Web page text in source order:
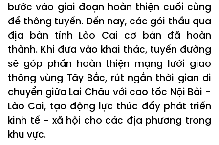
bước vào giai đoạn hoàn thiện cuối cùng
để thông tuyến. Đến nay, các gói thầu qua
địa bàn tỉnh Lào Cai cơ bản đã hoàn
thành. Khi đưa vào khai thác, tuyến đường
sẽ góp phần hoàn thiện mạng lưới giao
thông vùng Tây Bắc, rút ngắn thời gian di
chuyển giữa Lai Châu với cao tốc Nội Bài -
Lào Cai, tạo động lực thúc đẩy phát triển
kinh tế - xã hội cho các địa phương trong
khu vực.